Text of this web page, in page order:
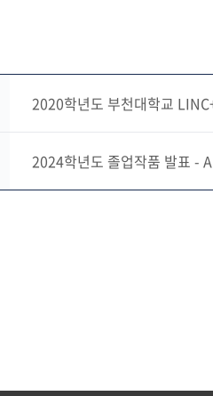
2020학년도 부천대학교
2024학년도 졸업작품 발표 -